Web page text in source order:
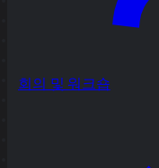
회의 및 워크숍